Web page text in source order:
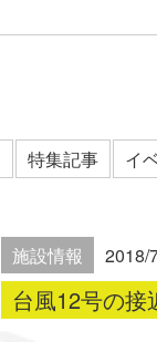
特集記事 イ
施設情報 2018/
台風12号の接